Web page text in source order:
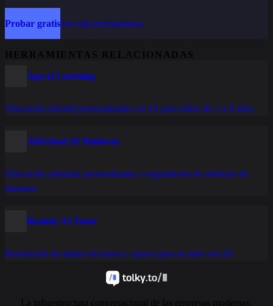
Probar gratisVer más herramientas
HERRAMIENTAS RELACIONADAS
Age of Learning
Educación infantil personalizada con IA para niños de 2 a 8 años
AltSchool AI Platform
Educación primaria personalizada y seguimiento de métricas de
alumnos
Brainly AI Tutor
Resolución de dudas escolares y apoyo para la tarea con IA
La infraestructura conversacional de las empresas modernas.